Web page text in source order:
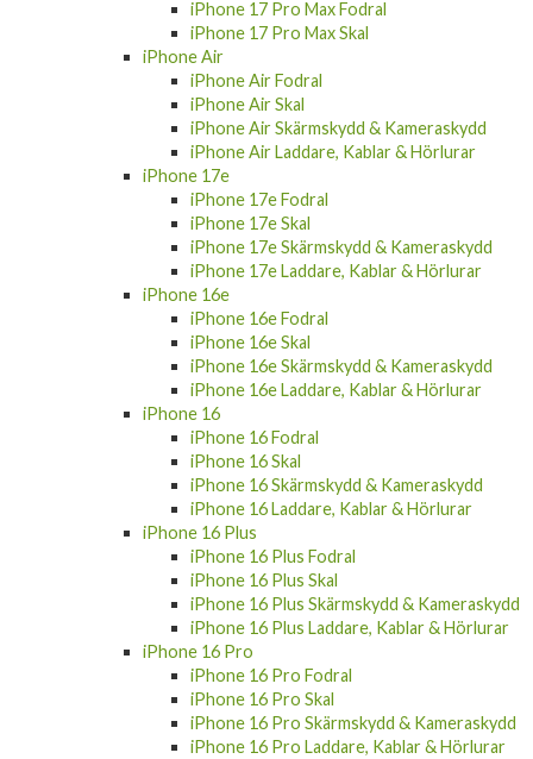
iPhone 17 Pro Max Fodral
iPhone 17 Pro Max Skal
iPhone Air
iPhone Air Fodral
iPhone Air Skal
iPhone Air Skärmskydd & Kameraskydd
iPhone Air Laddare, Kablar & Hörlurar
iPhone 17e
iPhone 17e Fodral
iPhone 17e Skal
iPhone 17e Skärmskydd & Kameraskydd
iPhone 17e Laddare, Kablar & Hörlurar
iPhone 16e
iPhone 16e Fodral
iPhone 16e Skal
iPhone 16e Skärmskydd & Kameraskydd
iPhone 16e Laddare, Kablar & Hörlurar
iPhone 16
iPhone 16 Fodral
iPhone 16 Skal
iPhone 16 Skärmskydd & Kameraskydd
iPhone 16 Laddare, Kablar & Hörlurar
iPhone 16 Plus
iPhone 16 Plus Fodral
iPhone 16 Plus Skal
iPhone 16 Plus Skärmskydd & Kameraskydd
iPhone 16 Plus Laddare, Kablar & Hörlurar
iPhone 16 Pro
iPhone 16 Pro Fodral
iPhone 16 Pro Skal
iPhone 16 Pro Skärmskydd & Kameraskydd
iPhone 16 Pro Laddare, Kablar & Hörlurar